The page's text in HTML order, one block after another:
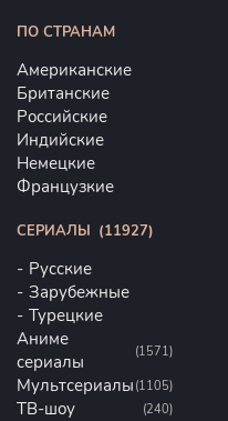
ПО СТРАНАМ
Американские
Британские
Российские
Индийские
Немецкие
Французкие
СЕРИАЛЫ (11927)
Русские
Зарубежные
Турецкие
Аниме
сериалы
(1571)
Мультсериалы (1105)
ТВ-шоу (240)